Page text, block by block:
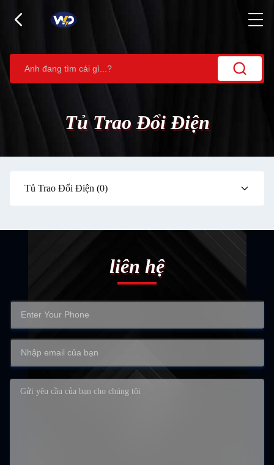
Tủ Trao Đổi Điện
Tủ Trao Đổi Điện (0)
liên hệ